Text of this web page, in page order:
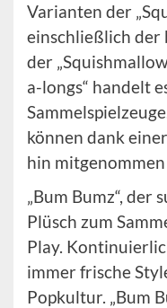
Varianten der
einschließlich der
der
a-longs“ handelt
können dank
hin
„Bum Bumz“, der
Plüsch zum
Play.
immer frische
Popkultur. „Bum